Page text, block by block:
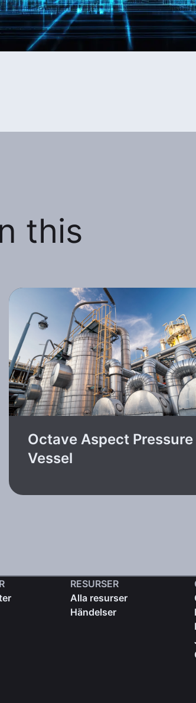
this
Octave Aspect Pressure
Vessel
RESURSER
Alla resurser
Händelser